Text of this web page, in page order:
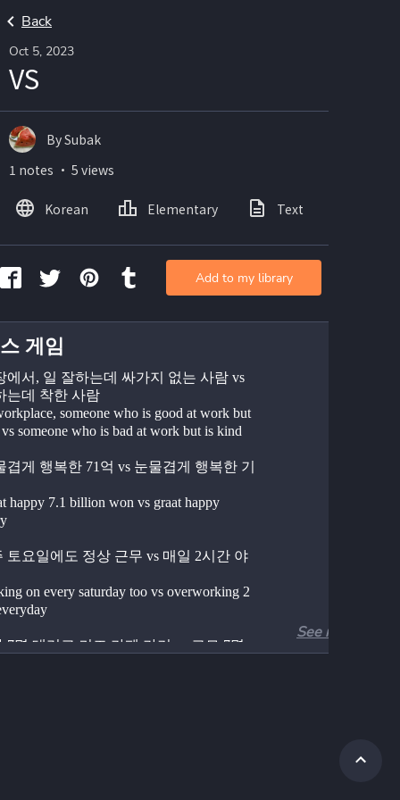
Back
Oct 5, 2023
VS
게임
에서, 일 잘하는데 싸가지 없는 사람 vs
는데 착한 사람
someone who is good at work but
someone who is bad at work but is kind
겹게 행복한 71억 vs 눈물겹게 행복한 기
happy 7.1 billion won vs graat happy
토요일에도 정상 근무 vs 매일 2시간 야
on every saturday too vs overworking 2
7명 데리고 키즈 카페 가기 vs 고모 7명
See more
By Subak
1 notes ・ 5 views
Korean Elementary Text
Add to my library